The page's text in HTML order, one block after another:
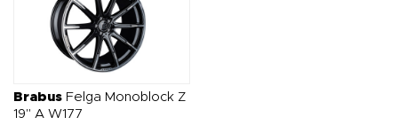
Brabus Felga Monoblock Z
19" A W177